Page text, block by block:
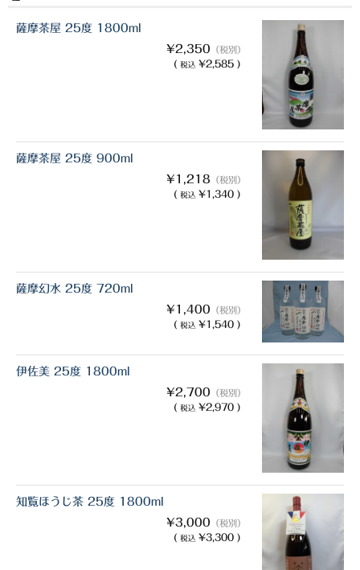
薩摩茶屋 25度 1800ml
¥2,350 （税別）
( 税込 ¥2,585 )
薩摩茶屋 25度 900ml
¥1,218 （税別）
( 税込 ¥1,340 )
薩摩幻水 25度 720ml
¥1,400 （税別）
( 税込 ¥1,540 )
伊佐美 25度 1800ml
¥2,700 （税別）
( 税込 ¥2,970 )
知覧ほうじ茶 25度 1800ml
¥3,000 （税別）
( 税込 ¥3,300 )